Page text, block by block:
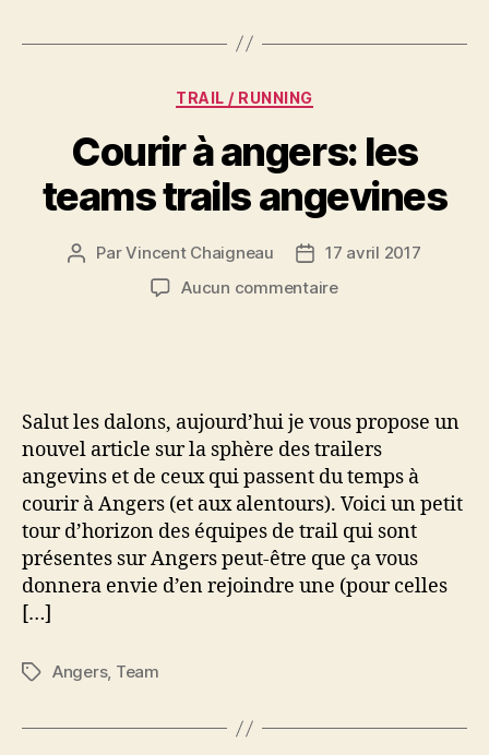
Catégories
TRAIL / RUNNING
Courir à angers: les
teams trails angevines
Auteur
ParVincent Chaigneau
Date
de
17 avril 2017
Aucun commentairesur
trails
angevines
Salut les dalons, aujourd’hui je vous propose un
nouvel article sur la sphère des trailers
angevins et de ceux qui passent du temps à
courir à Angers (et aux alentours). Voici un petit
tour d’horizon des équipes de trail qui sont
présentes sur Angers peut-être que ça vous
donnera envie d’en rejoindre une (pour celles
[…]
Étiquettes
Angers, Team